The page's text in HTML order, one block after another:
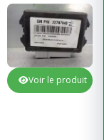
Voir le produit